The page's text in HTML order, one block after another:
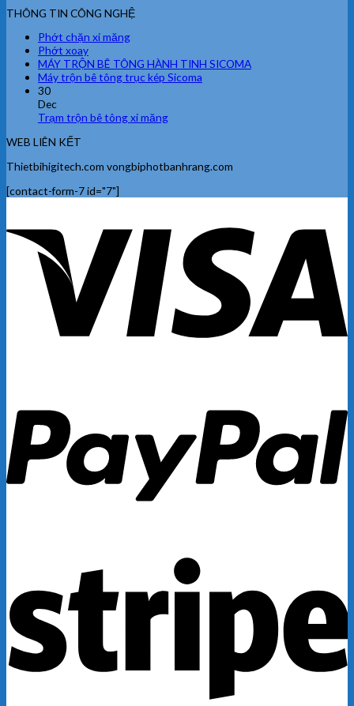
THÔNG TIN CÔNG NGHỆ
Phớt chặn xi măng
Phớt xoay
MÁY TRỘN BÊ TÔNG HÀNH TINH SICOMA
Máy trộn bê tông trục kép Sicoma
30
Dec
Trạm trộn bê tông xi măng
WEB LIÊN KẾT
Thietbihigitech.com vongbiphotbanhrang.com
[contact-form-7 id="7"]